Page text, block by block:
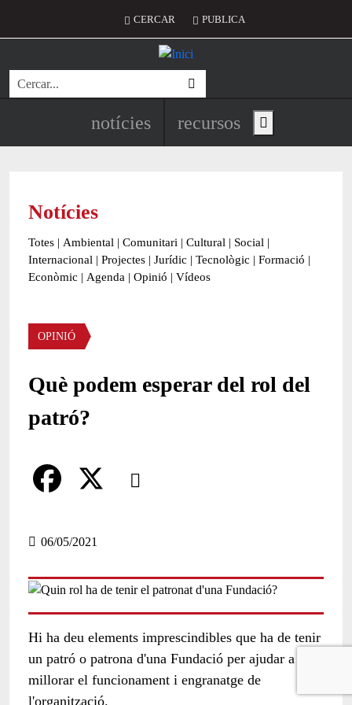
Menú del compte d'usuari
CERCAR PUBLICA
Cerca
Navegació principal de
notícies recursos Show main menu
Notícies
Totes | Ambiental | Comunitari | Cultural | Social |
Internacional | Projectes | Jurídic | Tecnològic | Formació |
Econòmic | Agenda | Opinió | Vídeos
OPINIÓ
Què podem esperar del rol del
patró?
Comparteix
a
e
o
06/05/2021
Hi ha deu elements imprescindibles que ha de tenir
un patró o patrona d'una Fundació per ajudar a
millorar el funcionament i engranatge de
l'organització.